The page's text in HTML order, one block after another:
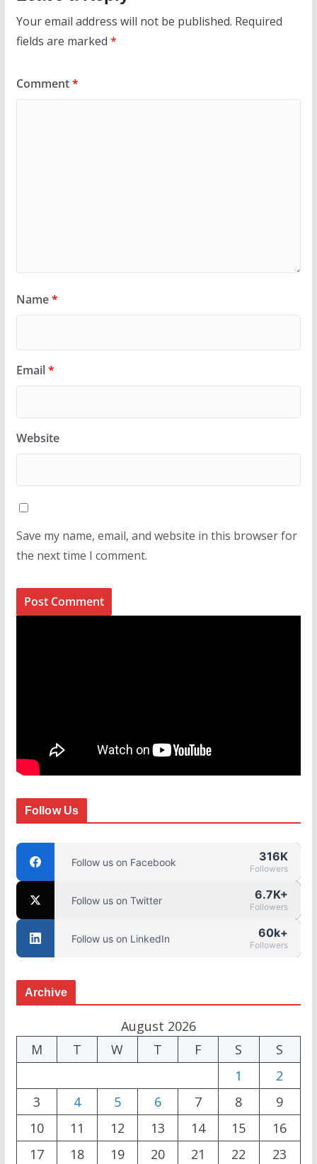
Your email address will not be published. Required
fields are marked *
Comment*
Name*
Email*
Website
Save my name, email, and website in this browser for
the next time I comment.
Follow Us
Follow us on Facebook 316K
Followers
Follow us on Twitter 6.7K+
Followers
Follow us on LinkedIn 60k+
Followers
Archive
August 2026
M
T W T F S
S
1
2
3
4 5 6 7 8
9
10
11 12 13 14 15
16
17
18 19 20 21 22
23